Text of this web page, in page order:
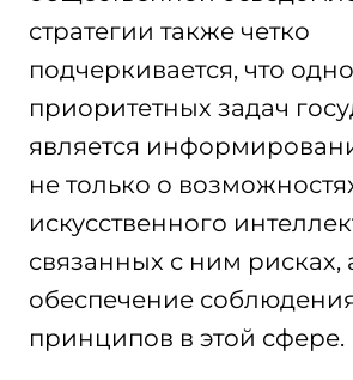
стратегии также четко
подчеркивается, что
приоритетных задач
является
не только о
искусственного
связанных с ним рисках,
обеспечение
принципов в этой сфере.